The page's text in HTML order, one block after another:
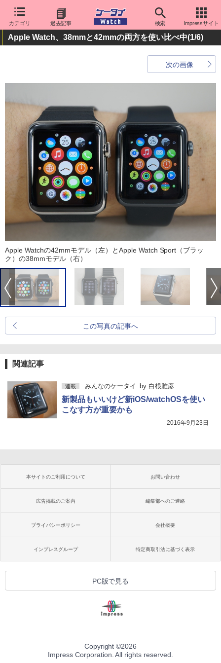
カテゴリ 過去記事 検索 Impressサイト
Apple Watch、38mmと42mmの両方を使い比べ中(1/6)
次の画像
Apple Watchの42mmモデル（左）とApple Watch Sport（ブラッ
ク）の38mmモデル（右）
この写真の記事へ
関連記事
連載 みんなのケータイ by 白根雅彦
新製品もいいけど新iOS/watchOSを使い
こなす方が重要かも
2016年9月23日
本サイトのご利用について お問い合わせ
広告掲載のご案内 編集部へのご連絡
プライバシーポリシー 会社概要
インプレスグループ 特定商取引法に基づく表示
PC版で見る
Copyright ©2026
Impress Corporation. All rights reserved.